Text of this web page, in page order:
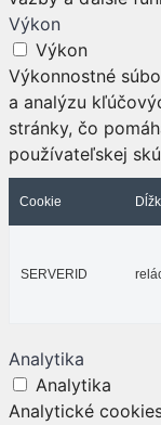
Výkon
Výkon
Výkonnostné
a analýzu
stránky, čo
používateľskej
Cookie
SERVERID
Analytika
Analytika
Analytické